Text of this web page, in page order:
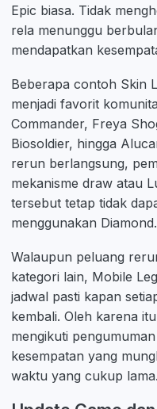
Epic biasa. Tidak
rela menunggu
mendapatkan
Beberapa contoh Skin
menjadi favorit
Commander, Freya
Biosoldier, hingga
rerun berlangsung,
mekanisme draw atau
tersebut tetap tidak
menggunakan Diamond.
Walaupun peluang
kategori lain, Mobile
jadwal pasti kapan
kembali. Oleh karena
mengikuti
kesempatan yang
waktu yang cukup lama.